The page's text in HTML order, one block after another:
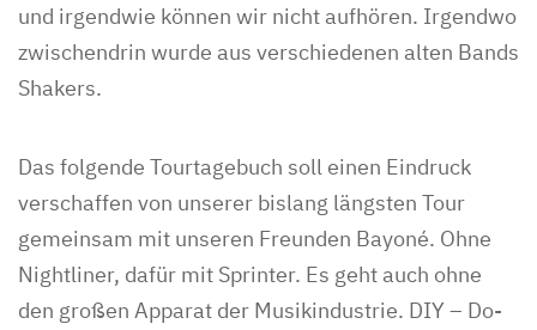
und irgendwie können wir nicht aufhören. Irgendwo
zwischendrin wurde aus verschiedenen alten Bands
Shakers.
Das folgende Tourtagebuch soll einen Eindruck
verschaffen von unserer bislang längsten Tour
gemeinsam mit unseren Freunden Bayoné. Ohne
Nightliner, dafür mit Sprinter. Es geht auch ohne
den großen Apparat der Musikindustrie. DIY – Do-